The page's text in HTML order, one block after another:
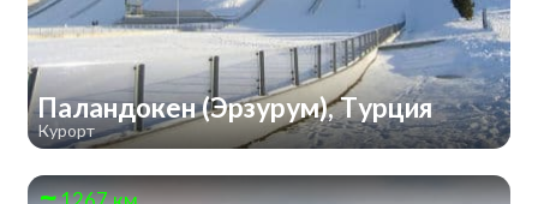
Паландокен (Эрзурум), Турция
Курорт